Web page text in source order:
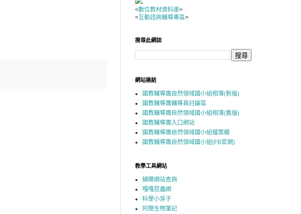
<數位教材資料庫>
<互動諮詢輔導專區>
搜尋此網誌
網站連結
國教輔導團自然領域國小組相簿(新版)
國教輔導團輔導員討論區
國教輔導團自然領域國小組相簿(舊版)
國教輔導團入口網站
國教輔導團自然領域國小組檔案櫃
國教輔導團自然領域國小組(FB官網)
教學工具網站
蝴蝶網站查詢
嘎嘎昆蟲網
科學小芽子
阿簡生物筆記